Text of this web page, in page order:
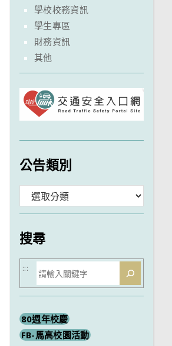
學校校務資訊
學生專區
財務資訊
其他
公告類別
類
搜尋
搜
尋
:::
80週年校慶
FB-馬高校園活動